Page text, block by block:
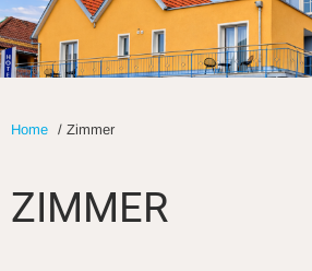
Home / Zimmer
ZIMMER